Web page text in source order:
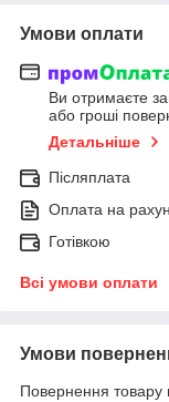
Умови оплати
Ви отримаєте
або гроші
Детальніше
Післяплата
Оплата на
Готівкою
Всі умови оплати
Умови
Повернення товару